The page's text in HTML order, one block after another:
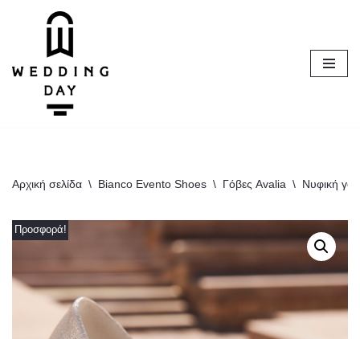
περιεχόμενο
Αρχική σελίδα \ Bianco Evento Shoes \ Γόβες Avalia \ Νυφική
Προσφορά!